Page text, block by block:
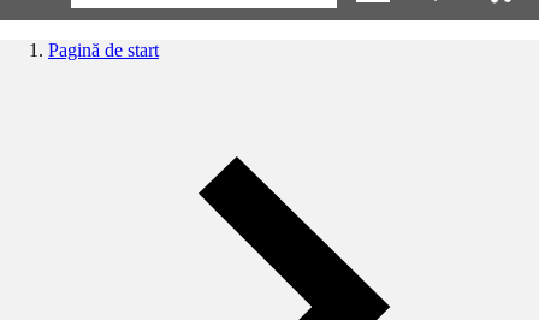
Pagină de start